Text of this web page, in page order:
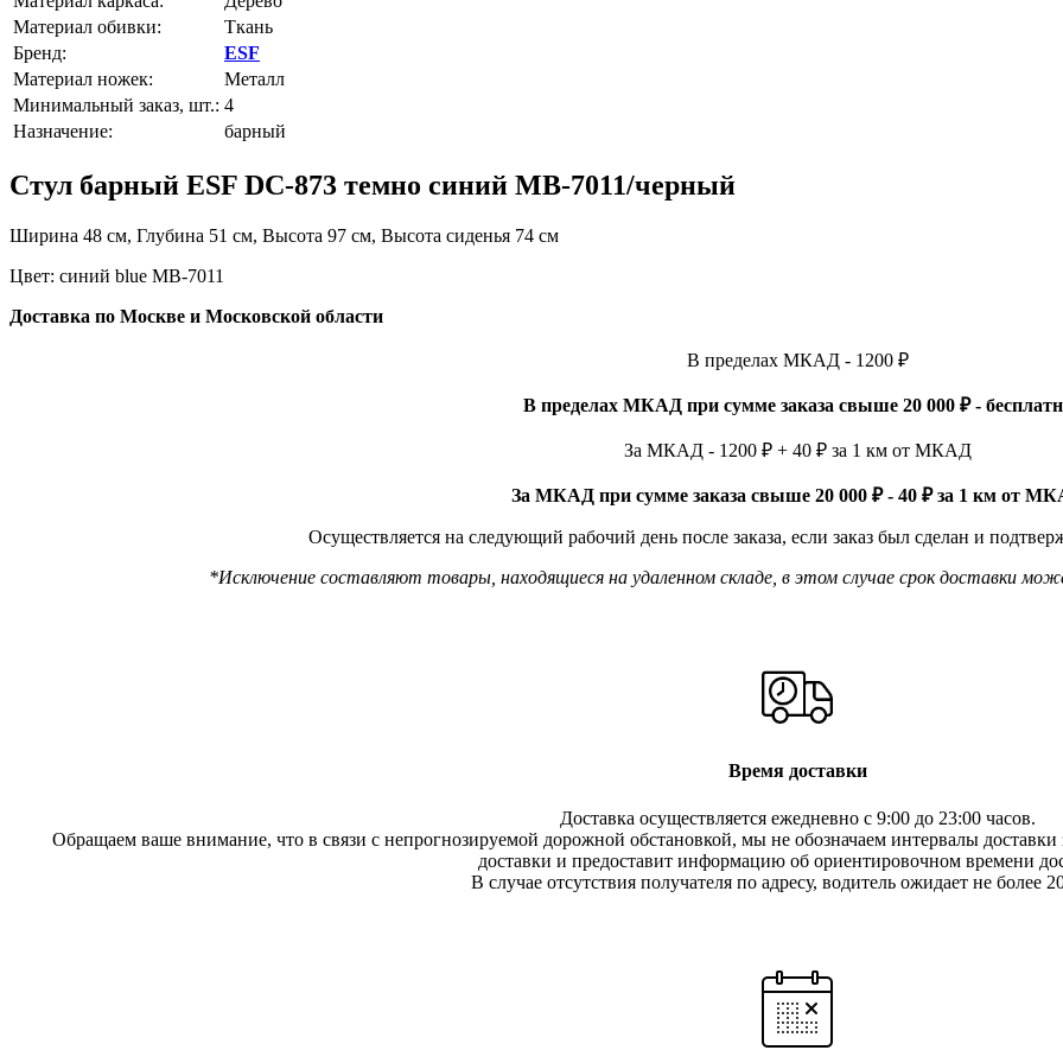
Материал обивки:
Ткань
Бренд:
ESF
Материал ножек:
Металл
Минимальный заказ, шт.: 4
Назначение:
барный
Стул барный ESF DC-873 темно синий MB-7011/черный
Ширина 48 см, Глубина 51 см, Высота 97 см, Высота сиденья 74 см
Цвет: синий blue MB-7011
Доставка по Москве и Московской области
В пределах МКАД - 1200 ₽
В пределах МКАД при сумме заказа свыше 20 000 ₽ -
За МКАД - 1200 ₽ + 40 ₽ за 1 км от МКАД
За МКАД при сумме заказа свыше 20 000 ₽ - 40 ₽ за 1 км от
Осуществляется на следующий рабочий день после заказа, если заказ был сделан и
*Исключение составляют товары, находящиеся на удаленном складе, в этом случае срок доставки
Время доставки
Доставка осуществляется ежедневно с 9:00 до 23:00 часов.
Обращаем ваше внимание, что в связи с непрогнозируемой дорожной обстановкой, мы не обозначаем интервалы доставки
доставки и предоставит информацию об ориентировочном времени
В случае отсутствия получателя по адресу, водитель ожидает не более